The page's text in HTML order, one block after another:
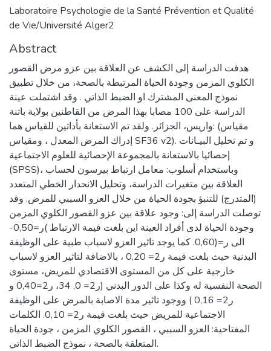
Laboratoire Psychologie de la Santé Prévention et Qualité
de Vie/Université Alger2
Abstract
هدفت الدراسة إلى الكشف عن العلاقة بين عزو مرض القصور
الكلوي المزمن وجودة الحياة المرتبطة بالصحة، من خلال تطبيق
نموذج المعنى المشترك او الضبط الذاتي . وقد اشتملت عينة
الدراسة على 100 مصابا بهذا المرض من القاطنين بولاية باتنة
واريس، الجزائر. ولقد تم الاستعانة بأداتين للقياس هما: (مقياس
إدراك المرض المعدل ، ومقياس SF36 v2). و تم تحليل البيـانات
إحصائيا بالاستعانة بالمجموعة الإحصائية للعلوم الاجتماعية
(SPSS)، وباستخدام أسلوب: معامل ارتباط بيرسون لحساب
العلاقة بين متغيرات الدراسة، وتحليل الانحدار الخطي المتعدد
(المتدرج) للتنبؤ بجودة الحياة من خلال العزو السببي للمرض. وقد
توصلت الدراسة إلى: وجود علاقة بين عزو القصور الكلوي المزمن
وجودة الحياة لدى أفراد العينة اين بلغت قيمة الارتباط )ر=0,50-
الى ر=(0,60. كما يوجد تاثير العزو لاسباب طبية على الوظيفة
البدنية حيث بلغت قيمة ر2= 0,20 ، بالاضافة لتاثير العزو لاسباب
خارجية على كل من المستوى الاقتصادي للمريض، مستوى
الصحة النفسية له وكذا على الدور البدني (ر2= 0, 34، ر2=0,40 و
ر2= 0,16 ) ووجود تاثير مدة الاصابة بالمرض على الوظيفة
الاجتماعية للمريض حيث بلغت قيمة ر2= 0,10. الكلمات
المفتاحية: العزو السببي ، القصور الكلوي المزمن ، جودة الحياة
المتعلقة بالصحة ، نموذج الضبط الذاتي.